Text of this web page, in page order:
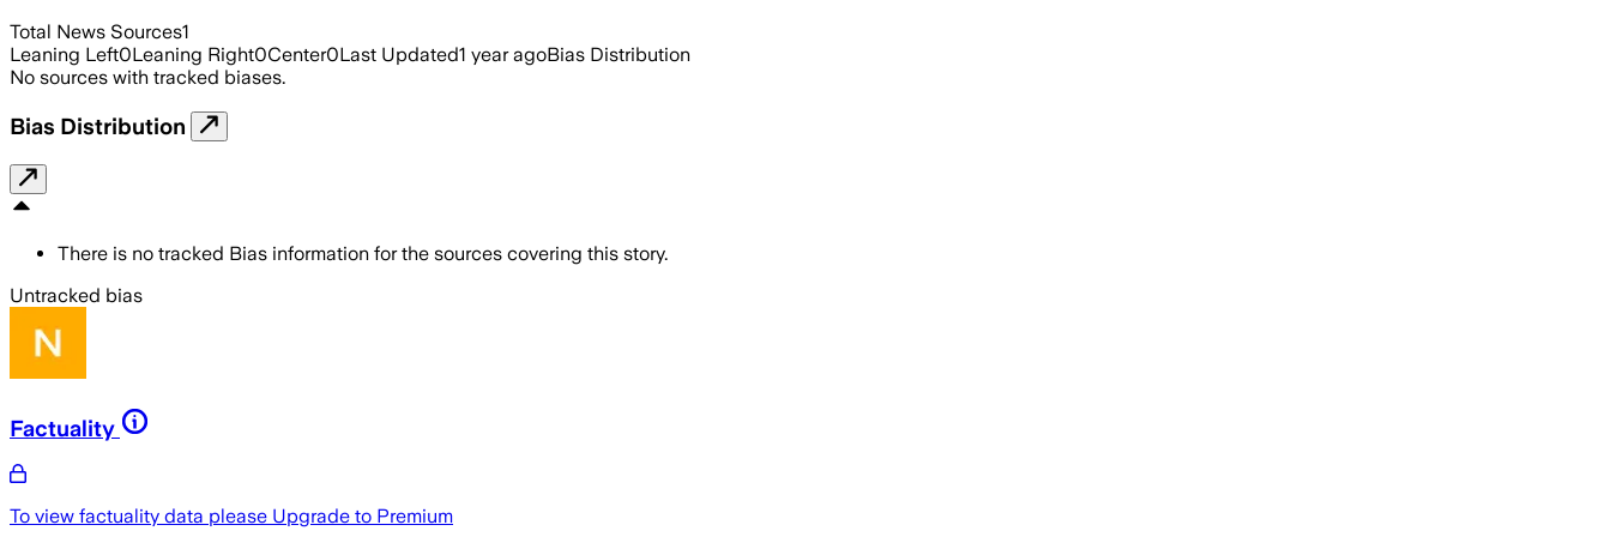
Total News Sources1
Leaning Left0Leaning Right0Center0Last Updated1 year agoBias Distribution
No sources with tracked biases.
Bias Distribution
There is no tracked Bias information for the sources covering this story.
Untracked bias
Factuality
To view factuality data please Upgrade to Premium